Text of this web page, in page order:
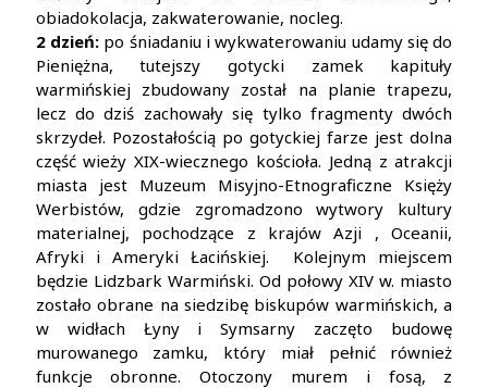
obiadokolacja, zakwaterowanie, nocleg.
2 dzień:po śniadaniu i wykwaterowaniu udamy się do
Pieniężna, tutejszy gotycki zamek kapituły
warmińskiej zbudowany został na planie trapezu,
lecz do dziś zachowały się tylko fragmenty dwóch
skrzydeł. Pozostałością po gotyckiej farze jest dolna
część wieży XIX-wiecznego kościoła. Jedną z atrakcji
miasta jest Muzeum Misyjno-Etnograficzne Księży
Werbistów, gdzie zgromadzono wytwory kultury
materialnej, pochodzące z krajów Azji , Oceanii,
Afryki i Ameryki Łacińskiej. Kolejnym miejscem
będzie Lidzbark Warmiński. Od połowy XIV w. miasto
zostało obrane na siedzibę biskupów warmińskich, a
w widłach Łyny i Symsarny zaczęto budowę
murowanego zamku, który miał pełnić również
funkcje obronne. Otoczony murem i fosą, z